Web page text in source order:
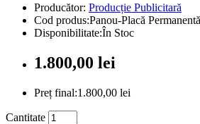
Producător: Producție Publicitară
Cod produs:Panou-Placă
Disponibilitate:În Stoc
1.800,00 lei
Preț final:1.800,00 lei
Cantitate